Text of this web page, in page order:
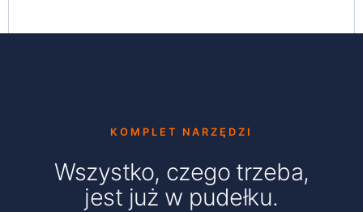
KOMPLET NARZĘDZI
Wszystko, czego trzeba,
jest już w pudełku.